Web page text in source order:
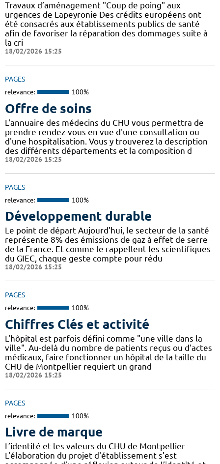
Travaux d’aménagement "Coup de poing" aux
urgences de Lapeyronie Des crédits européens ont
été consacrés aux établissements publics de santé
afin de favoriser la réparation des dommages suite à
la cri
18/02/2026 15:25
PAGES
relevance: 100%
Offre de soins
L'annuaire des médecins du CHU vous permettra de
prendre rendez-vous en vue d'une consultation ou
d'une hospitalisation. Vous y trouverez la description
des différents départements et la composition d
18/02/2026 15:25
PAGES
relevance: 100%
Développement durable
Le point de départ Aujourd'hui, le secteur de la santé
représente 8% des émissions de gaz à effet de serre
de la France. Et comme le rappellent les scientifiques
du GIEC, chaque geste compte pour rédu
18/02/2026 15:25
PAGES
relevance: 100%
Chiffres Clés et activité
L'hôpital est parfois défini comme "une ville dans la
ville". Au-delà du nombre de patients reçus ou d'actes
médicaux, faire fonctionner un hôpital de la taille du
CHU de Montpellier requiert un grand
18/02/2026 15:25
PAGES
relevance: 100%
Livre de marque
L’identité et les valeurs du CHU de Montpellier
L'élaboration du projet d'établissement s’est